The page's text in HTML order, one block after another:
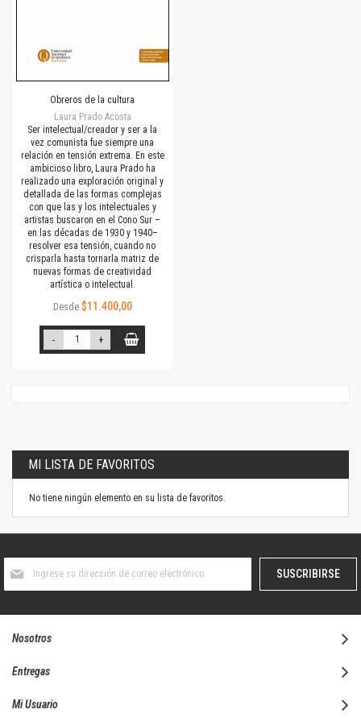
Obreros de la cultura
Laura Prado Acosta
Ser intelectual/creador y ser a la
vez comunista fue siempre una
relación en tensión extrema. En este
ambicioso libro, Laura Prado ha
realizado una exploración original y
detallada de las formas complejas
con que las y los intelectuales y
artistas buscaron en el Cono Sur –
en las décadas de 1930 y 1940–
resolver esa tensión, cuando no
crisparla hasta tornarla matriz de
nuevas formas de creatividad
artística o intelectual.
Desde $11.400,00
- +
MI LISTA DE FAVORITOS
No tiene ningún elemento en su lista de favoritos.
boletín
SUSCRIBIRSE
Nosotros
Entregas
Mi Usuario